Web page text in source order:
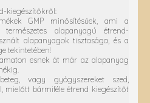
kiegészítőkről:
GMP minősítésűek, ami a
alapanyagú étrend-
alapanyagok tisztasága, és a
tekintetében!
esnek át már az alapanyag
vagy gyógyszereket szed,
mielőtt bármiféle étrend kiegészítőt